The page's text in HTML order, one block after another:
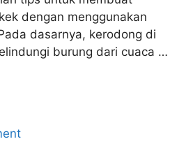
dengan menggunakan
dasarnya, kerodong di
burung dari cuaca …